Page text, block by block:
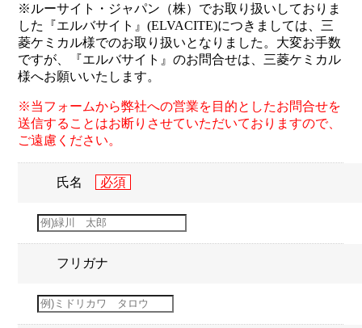
※ルーサイト・ジャパン（株）でお取り扱いしておりま
した『エルバサイト』(ELVACITE)につきましては、三
菱ケミカル様でのお取り扱いとなりました。大変お手数
ですが、『エルバサイト』のお問合せは、三菱ケミカル
様へお願いいたします。
※当フォームから弊社への営業を目的としたお問合せを
送信することはお断りさせていただいておりますので、
ご遠慮ください。
氏名
フリガナ